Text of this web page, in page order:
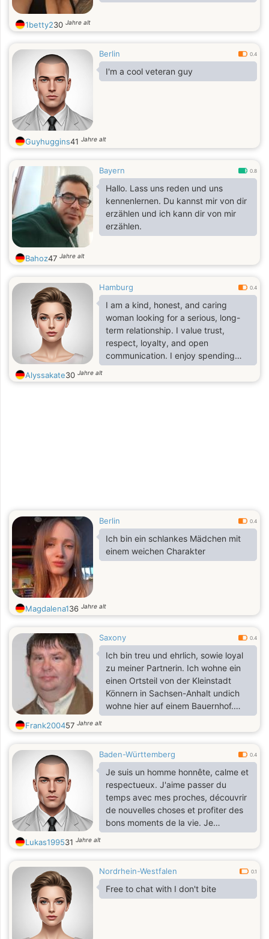
1betty230 Jahre alt
Berlin 0.4
I'm a cool veteran guy
Guyhuggins41 Jahre alt
Bayern 0.8
Hallo. Lass uns reden und uns
kennenlernen. Du kannst mir von dir
erzählen und ich kann dir von mir
erzählen.
Bahoz47 Jahre alt
Hamburg 0.4
I am a kind, honest, and caring
woman looking for a serious, long-
term relationship. I value trust,
respect, loyalty, and open
communication. I enjoy spending
quality time with the people I care
about and believe the best
Alyssakate30 Jahre alt
Berlin 0.4
Ich bin ein schlankes Mädchen mit
einem weichen Charakter
Magdalena136 Jahre alt
Saxony 0.4
Ich bin treu und ehrlich, sowie loyal
zu meiner Partnerin. Ich wohne ein
einen Ortsteil von der Kleinstadt
Könnern in Sachsen-Anhalt undich
wohne hier auf einem Bauernhof.
Meine Interessen sind ein gutes
Buch lesen, spazieren gehen Tiere
Frank200457 Jahre alt
Baden-Württemberg 0.4
Je suis un homme honnête, calme et
respectueux. J'aime passer du
temps avec mes proches, découvrir
de nouvelles choses et profiter des
bons moments de la vie. Je
recherche une relation sérieuse,
basée sur la confiance, la fidélité et
Lukas199531 Jahre alt
Nordrhein-Westfalen 0.1
Free to chat with I don't bite